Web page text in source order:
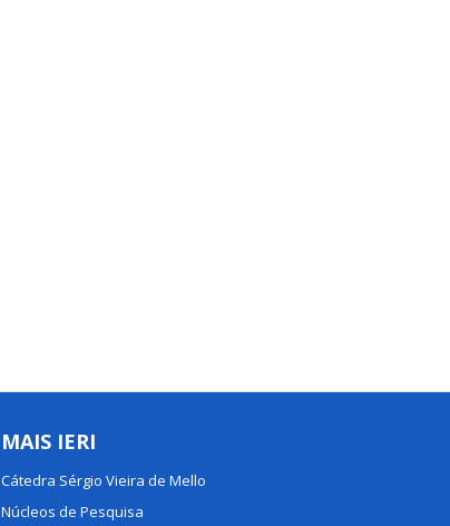
MAIS IERI
Cátedra Sérgio Vieira de Mello
Núcleos de Pesquisa